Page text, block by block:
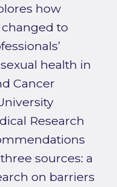
how
to
health in
Cancer
Research
sources: a
on barriers